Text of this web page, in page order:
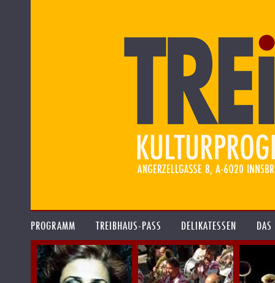
PROGRAMM TREIBHAUS-PASS DELIKATESSEN